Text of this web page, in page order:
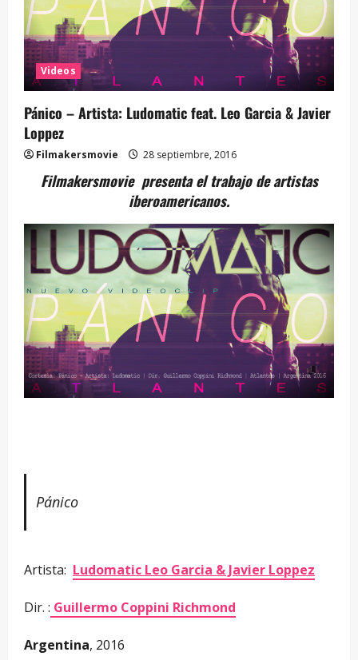
Videos
Pánico – Artista: Ludomatic feat. Leo Garcia & Javier
Loppez
Filmakersmovie 28 septiembre, 2016
Filmakersmovie presenta el trabajo de artistas
iberoamericanos.
Pánico
Artista: Ludomatic Leo Garcia & Javier Loppez
Dir. : Guillermo Coppini Richmond
Argentina, 2016